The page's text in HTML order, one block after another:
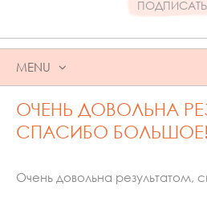
MENU
SKIP
TO
CONTENT
ОЧЕНЬ ДОВОЛЬНА
СПАСИБО БОЛЬШОЕ!
Очень довольна результатом,